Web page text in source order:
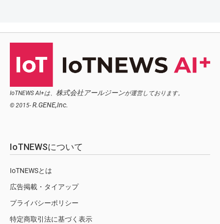
IoTNEWS AI+は、 株式会社アールジーンが運営しております。
© 2015- R.GENE,Inc.
IoTNEWSについて
IoTNEWSとは
広告掲載・タイアップ
プライバシーポリシー
特定商取引法に基づく表示